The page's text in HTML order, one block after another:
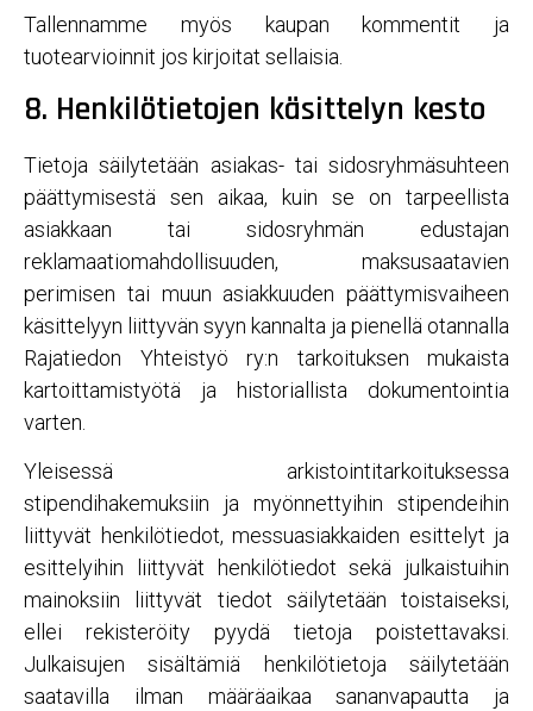
Tallennamme myös kaupan kommentit ja
tuotearvioinnit jos kirjoitat sellaisia.
8. Henkilötietojen käsittelyn kesto
Tietoja säilytetään asiakas- tai sidosryhmäsuhteen
päättymisestä sen aikaa, kuin se on tarpeellista
asiakkaan tai sidosryhmän edustajan
reklamaatiomahdollisuuden, maksusaatavien
perimisen tai muun asiakkuuden päättymisvaiheen
käsittelyyn liittyvän syyn kannalta ja pienellä otannalla
Rajatiedon Yhteistyö ry:n tarkoituksen mukaista
kartoittamistyötä ja historiallista dokumentointia
varten.
Yleisessä arkistointitarkoituksessa
stipendihakemuksiin ja myönnettyihin stipendeihin
liittyvät henkilötiedot, messuasiakkaiden esittelyt ja
esittelyihin liittyvät henkilötiedot sekä julkaistuihin
mainoksiin liittyvät tiedot säilytetään toistaiseksi,
ellei rekisteröity pyydä tietoja poistettavaksi.
Julkaisujen sisältämiä henkilötietoja säilytetään
saatavilla ilman määräaikaa sananvapautta ja